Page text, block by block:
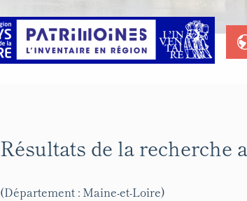
Résultats de la recherche
(Département : Maine-et-Loire)